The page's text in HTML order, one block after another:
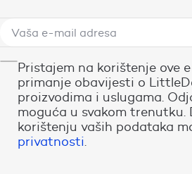
Pristajem na korištenje ove
primanje obavijesti o
proizvodima i uslugama.
moguća u svakom trenutku.
korištenju vaših podataka
privatnosti.